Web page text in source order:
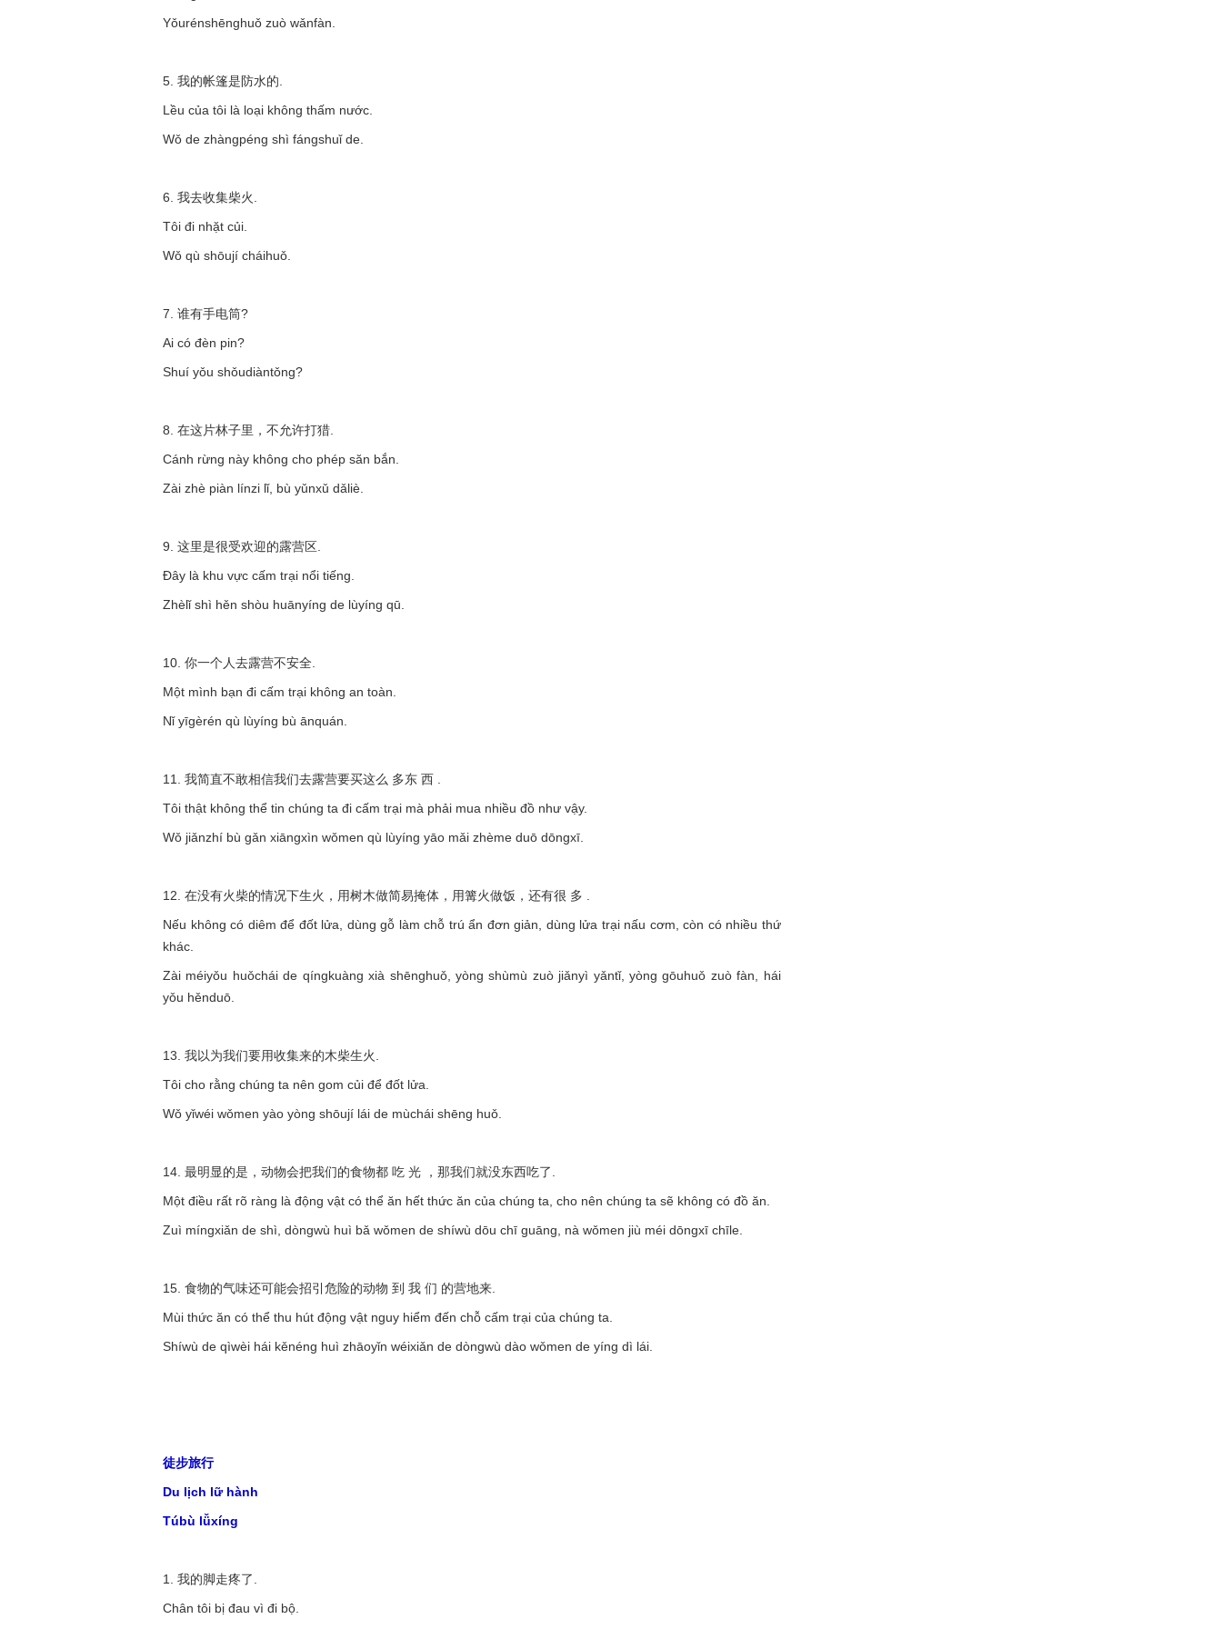
Yǒurénshēnghuǒ zuò wǎnfàn.
5. 我的帐篷是防水的.
Lều của tôi là loại không thấm nước.
Wǒ de zhàngpéng shì fángshuǐ de.
6. 我去收集柴火.
Tôi đi nhặt củi.
Wǒ qù shōují cháihuǒ.
7. 谁有手电筒?
Ai có đèn pin?
Shuí yǒu shǒudiàntǒng?
8. 在这片林子里，不允许打猎.
Cánh rừng này không cho phép săn bắn.
Zài zhè piàn línzi lǐ, bù yǔnxǔ dǎliè.
9. 这里是很受欢迎的露营区.
Đây là khu vực cấm trại nổi tiếng.
Zhèlǐ shì hěn shòu huānyíng de lùyíng qū.
10. 你一个人去露营不安全.
Một mình bạn đi cấm trại không an toàn.
Nǐ yīgèrén qù lùyíng bù ānquán.
11. 我简直不敢相信我们去露营要买这么 多东 西 .
Tôi thật không thể tin chúng ta đi cấm trại mà phải mua nhiều đồ như vậy.
Wǒ jiǎnzhí bù gǎn xiāngxìn wǒmen qù lùyíng yāo mǎi zhème duō dōngxī.
12. 在没有火柴的情况下生火，用树木做简易掩体，用篝火做饭，还有很 多 .
Nếu không có diêm để đốt lửa, dùng gỗ làm chỗ trú ẩn đơn giản, dùng lửa trại nấu cơm, còn có nhiều thứ
khác.
Zài méiyǒu huǒchái de qíngkuàng xià shēnghuǒ, yòng shùmù zuò jiǎnyì yǎntǐ, yòng gōuhuǒ zuò fàn, hái
yǒu hěnduō.
13. 我以为我们要用收集来的木柴生火.
Tôi cho rằng chúng ta nên gom củi để đốt lửa.
Wǒ yǐwéi wǒmen yào yòng shōují lái de mùchái shēng huǒ.
14. 最明显的是，动物会把我们的食物都 吃 光 ，那我们就没东西吃了.
Một điều rất rõ ràng là động vật có thể ăn hết thức ăn của chúng ta, cho nên chúng ta sẽ không có đồ ăn.
Zuì míngxiǎn de shì, dòngwù huì bǎ wǒmen de shíwù dōu chī guāng, nà wǒmen jiù méi dōngxī chīle.
15. 食物的气味还可能会招引危险的动物 到 我 们 的营地来.
Mùi thức ăn có thể thu hút động vật nguy hiểm đến chỗ cấm trại của chúng ta.
Shíwù de qìwèi hái kěnéng huì zhāoyǐn wéixiǎn de dòngwù dào wǒmen de yíng dì lái.
徒步旅行
Du lịch lữ hành
Túbù lǚxíng
1. 我的脚走疼了.
Chân tôi bị đau vì đi bộ.